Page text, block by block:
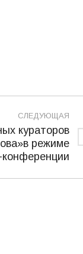
СЛЕДУЮЩАЯ
кураторов
режиме
конференции